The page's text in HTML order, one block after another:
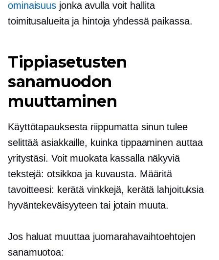
ominaisuus jonka avulla voit hallita
toimitusalueita ja hintoja yhdessä paikassa.
Tippiasetusten
sanamuodon
muuttaminen
Käyttötapauksesta riippumatta sinun tulee
selittää asiakkaille, kuinka tippaaminen auttaa
yritystäsi. Voit muokata kassalla näkyviä
tekstejä: otsikkoa ja kuvausta. Määritä
tavoitteesi: kerätä vinkkejä, kerätä lahjoituksia
hyväntekeväisyyteen tai jotain muuta.
Jos haluat muuttaa juomarahavaihtoehtojen
sanamuotoa: